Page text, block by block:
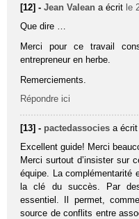
[12] -Jean Valean a écrit le
Que dire …
Merci pour ce travail
entrepreneur en herbe.
Remerciements.
Répondre ici
[13] - pactedassocies a écrit
Excellent guide! Merci
Merci surtout d’insister sur
équipe. La complémentarité
la clé du succès. Par
essentiel. Il permet,
source de conflits entre